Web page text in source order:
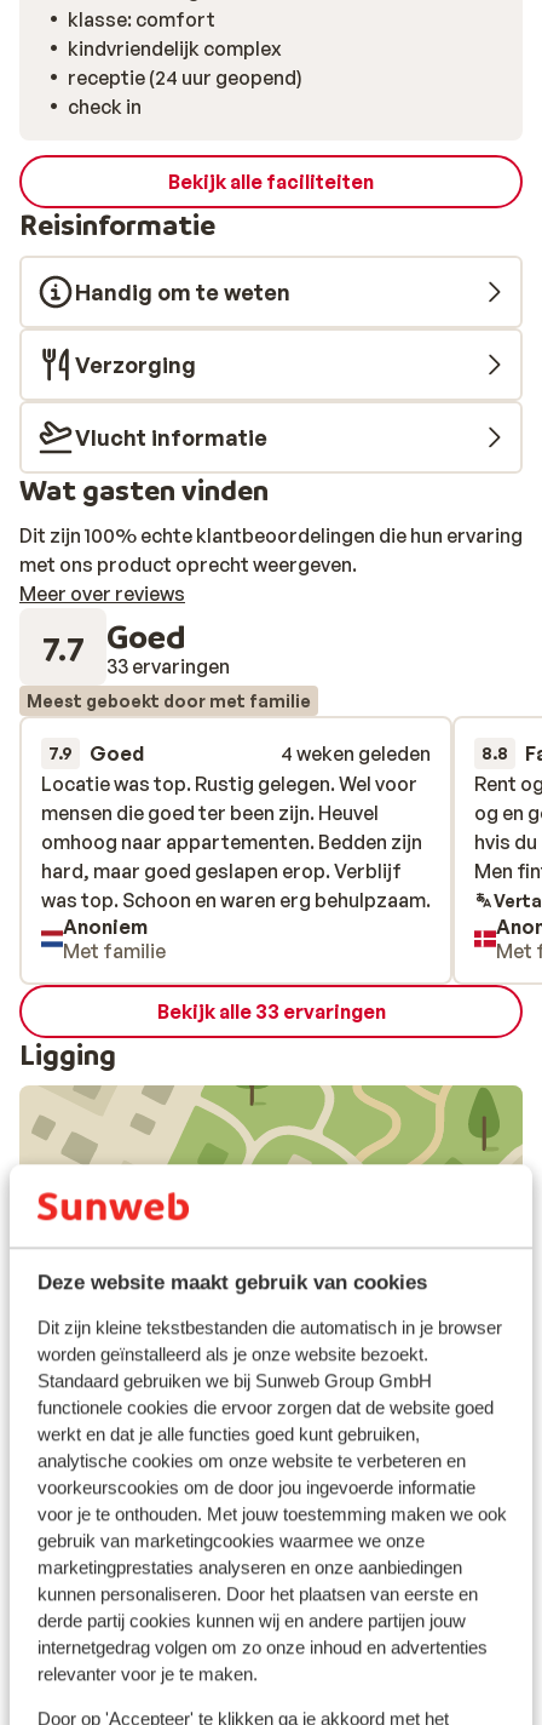
Deze website maakt gebruik van cookies
Dit zijn kleine tekstbestanden die automatisch in je browser
worden geïnstalleerd als je onze website bezoekt.
Standaard gebruiken we bij Sunweb Group GmbH
functionele cookies die ervoor zorgen dat de website goed
werkt en dat je alle functies goed kunt gebruiken,
analytische cookies om onze website te verbeteren en
voorkeurscookies om de door jou ingevoerde informatie
voor je te onthouden. Met jouw toestemming maken we ook
gebruik van marketingcookies waarmee we onze
marketingprestaties analyseren en onze aanbiedingen
kunnen personaliseren. Door het plaatsen van eerste en
derde partij cookies kunnen wij en andere partijen jouw
internetgedrag volgen om zo onze inhoud en advertenties
relevanter voor je te maken.
Door op 'Accepteer' te klikken ga je akkoord met het
klasse: comfort
kindvriendelijk complex
receptie (24 uur geopend)
check in
Bekijk alle faciliteiten
Reisinformatie
Handig om te weten
Verzorging
Vlucht informatie
Wat gasten vinden
Dit zijn 100% echte klantbeoordelingen die hun ervaring
met ons product oprecht weergeven.
Meer over reviews
7.7 Goed
33 ervaringen
Meest geboekt door met familie
7.9 Goed
4 weken geleden
Locatie was top. Rustig gelegen. Wel voor
mensen die goed ter been zijn. Heuvel
omhoog naar appartementen. Bedden zijn
hard, maar goed geslapen erop. Verblijf
was top. Schoon en waren erg behulpzaam.
Locatie was top. Rustig gelegen. Wel voor
mensen die goed ter been zijn. Heuvel
omhoog naar appartementen. Bedden zijn
hard, maar goed geslapen erop. Verblijf
was top. Schoon en waren erg behulpzaam.
Anoniem
Met familie
8.8
Rent
og en
hvis
Men
Rent
og en
hvis
Men
Met
Bekijk alle 33 ervaringen
Ligging
In de buurt
Strand: 900 m
Centrum: 200 m
Luchthaven: 37 km
Bushalte: 200 m
Pinautomaat: 200 m
Winkels: 200 m
(Mini)supermarkt: 200 m
Restaurant: 200 m
Apotheek: 200 m
Arts: 200 m
Ziekenhuis: 32 km